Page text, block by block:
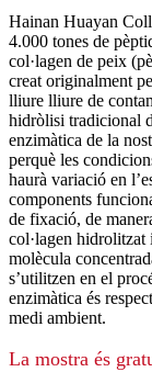
Hainan Huayan
4.000 tones de
col·lagen de peix
creat originalment
lliure lliure de
hidròlisi tradicional
enzimàtica de la
perquè les
haurà variació en
components
de fixació, de
col·lagen hidrolitzat
molècula
s’utilitzen en el
enzimàtica és
medi ambient.
La mostra és